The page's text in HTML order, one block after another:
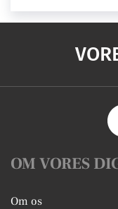
OM VORES
Om os